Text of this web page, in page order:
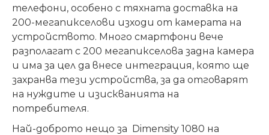
телефони, особено с тяхната доставка на
200-мегапикселови изходи от камерата на
устройството. Много смартфони вече
разполагат с 200 мегапикселова задна камера
и има за цел да внесе интеграция, която ще
захранва тези устройства, за да отговарят
на нуждите и изискванията на
потребителя.
Най-доброто нещо за Dimensity 1080 на